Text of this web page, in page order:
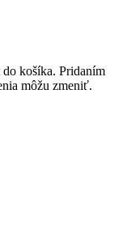
košíka. Pridaním
môžu zmeniť.